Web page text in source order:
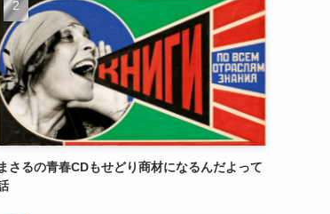
まさるの青春CDもせどり商材になるんだよって